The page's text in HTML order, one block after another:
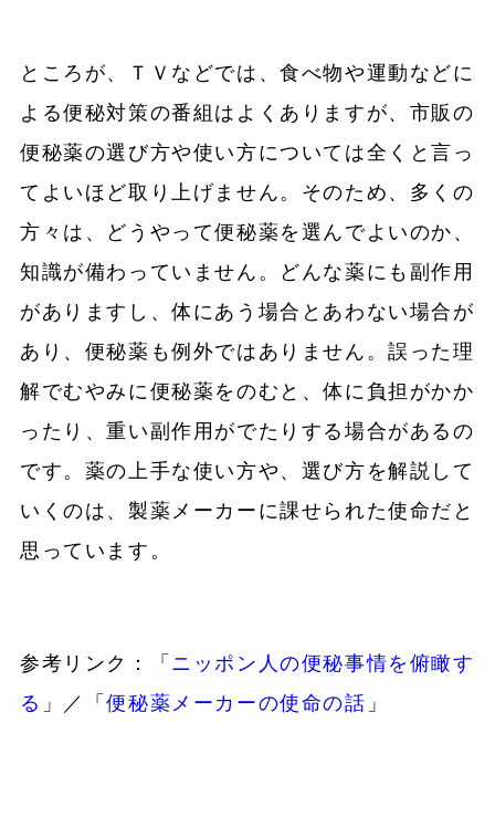
ところが、ＴＶなどでは、食べ物や運動などに
よる便秘対策の番組はよくありますが、市販の
便秘薬の選び方や使い方については全くと言っ
てよいほど取り上げません。そのため、多くの
方々は、どうやって便秘薬を選んでよいのか、
知識が備わっていません。どんな薬にも副作用
がありますし、体にあう場合とあわない場合が
あり、便秘薬も例外ではありません。誤った理
解でむやみに便秘薬をのむと、体に負担がかか
ったり、重い副作用がでたりする場合があるの
です。薬の上手な使い方や、選び方を解説して
いくのは、製薬メーカーに課せられた使命だと
思っています。
参考リンク：「 ニッポン人の便秘事情を俯瞰す
る 」／「便秘薬メーカーの使命の話 」